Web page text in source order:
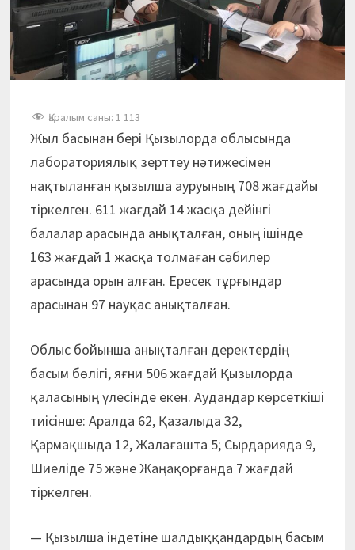
Қаралым саны: 1 113
Жыл басынан бері Қызылорда облысында
лабораториялық зерттеу нәтижесімен
нақтыланған қызылша ауруының 708 жағдайы
тіркелген. 611 жағдай 14 жасқа дейінгі
балалар арасында анықталған, оның ішінде
163 жағдай 1 жасқа толмаған сәбилер
арасында орын алған. Ересек тұрғындар
арасынан 97 науқас анықталған.
Облыс бойынша анықталған деректердің
басым бөлігі, яғни 506 жағдай Қызылорда
қаласының үлесінде екен. Аудандар көрсеткіші
тиісінше: Аралда 62, Қазалыда 32,
Қармақшыда 12, Жалағашта 5; Сырдарияда 9,
Шиеліде 75 және Жаңақорғанда 7 жағдай
тіркелген.
— Қызылша індетіне шалдыққандардың басым